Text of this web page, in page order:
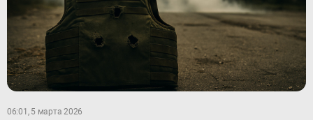
06:01, 5 марта 2026